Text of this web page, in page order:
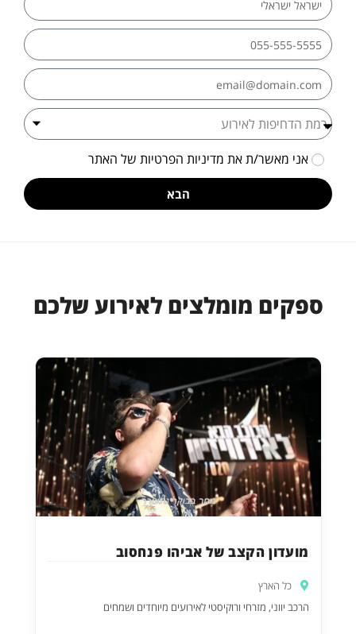
אני מאשר/ת אתמדיניות הפרטיותשל האתר
הבא
ספקים מומלצים לאירוע שלכם
מועדון הקצב של אביהו פנחסוב
כל הארץ
הרכב יווני, מזרחי ורוקיסטי לאירועים מיוחדים ושמחים